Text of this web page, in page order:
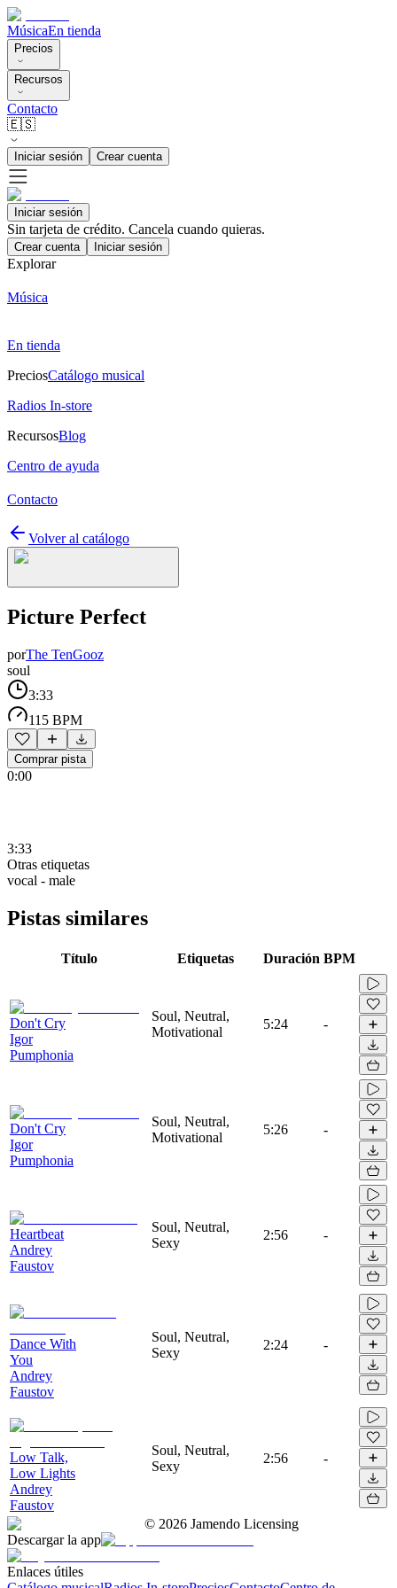
MúsicaEn tienda
Precios
Recursos
Contacto
🇪🇸
Iniciar sesión Crear cuenta
Iniciar sesión
Sin tarjeta de crédito. Cancela cuando quieras.
Crear cuenta Iniciar sesión
Explorar
Música
En tienda
PreciosCatálogo musical
Radios In-store
RecursosBlog
Centro de ayuda
Contacto
Volver al catálogo
Picture Perfect
porThe TenGooz
soul
3:33
115 BPM
Comprar pista
0:00
3:33
Otras etiquetas
vocal - male
Pistas similares
Título Etiquetas Duración BPM
Don't Cry
Igor
Pumphonia
Soul, Neutral,
Motivational
5:24 -
Don't Cry
Igor
Pumphonia
Soul, Neutral,
Motivational
5:26 -
Heartbeat
Andrey
Faustov
Soul, Neutral,
Sexy
2:56 -
Dance With
You
Andrey
Faustov
Soul, Neutral,
Sexy
2:24 -
Low Talk,
Low Lights
Andrey
Faustov
Soul, Neutral,
Sexy
2:56 -
© 2026 Jamendo Licensing
Descargar la app
Enlaces útiles